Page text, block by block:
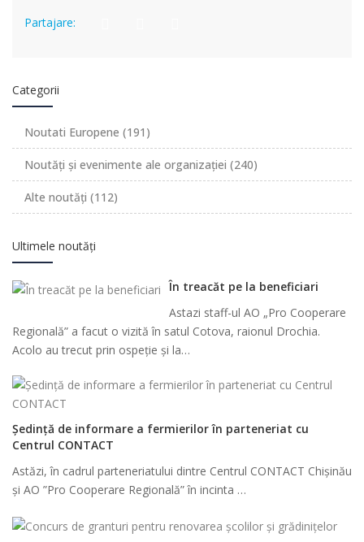
Partajare:
Categorii
Noutati Europene (191)
Noutăți și evenimente ale organizației (240)
Alte noutăți (112)
Ultimele noutăți
În treacăt pe la beneficiari
Astazi staff-ul AO „Pro Cooperare
Regională” a facut o vizită în satul Cotova, raionul Drochia.
Acolo au trecut prin ospeție și la…
Ședință de informare a fermierilor în parteneriat cu
Centrul CONTACT
Astăzi, în cadrul parteneriatului dintre Centrul CONTACT Chișinău
și AO ”Pro Cooperare Regională” în incinta …